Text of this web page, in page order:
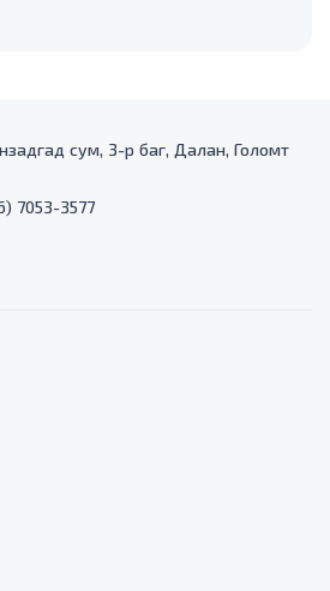
сум, 3-р баг, Далан, Голомт
7053-3577